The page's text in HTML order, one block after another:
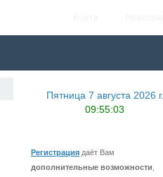
Пятница 7 августа 2026 г.
09:55:03
Регистрация даёт Вам
дополнительные возможности